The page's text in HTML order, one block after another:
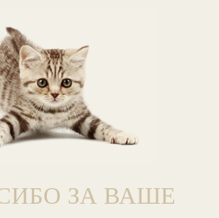
ЗА ВАШЕ